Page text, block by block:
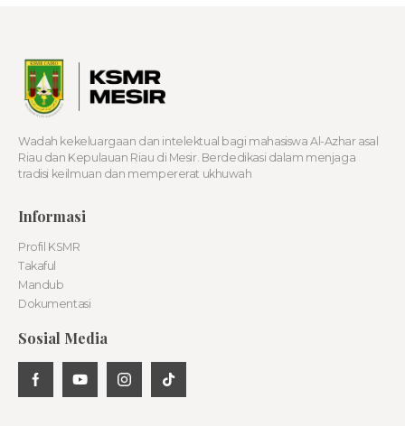
Wadah kekeluargaan dan intelektual bagi mahasiswa Al-Azhar asal
Riau dan Kepulauan Riau di Mesir. Berdedikasi dalam menjaga
tradisi keilmuan dan mempererat ukhuwah
Informasi
Profil KSMR
Takaful
Mandub
Dokumentasi
Sosial Media